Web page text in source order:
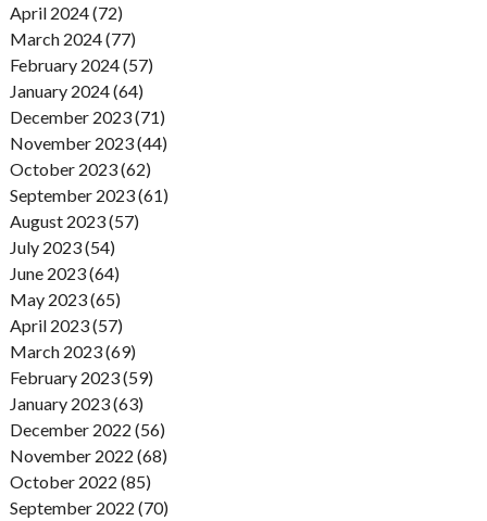
April 2024 (72)
March 2024 (77)
February 2024 (57)
January 2024 (64)
December 2023 (71)
November 2023 (44)
October 2023 (62)
September 2023 (61)
August 2023 (57)
July 2023 (54)
June 2023 (64)
May 2023 (65)
April 2023 (57)
March 2023 (69)
February 2023 (59)
January 2023 (63)
December 2022 (56)
November 2022 (68)
October 2022 (85)
September 2022 (70)